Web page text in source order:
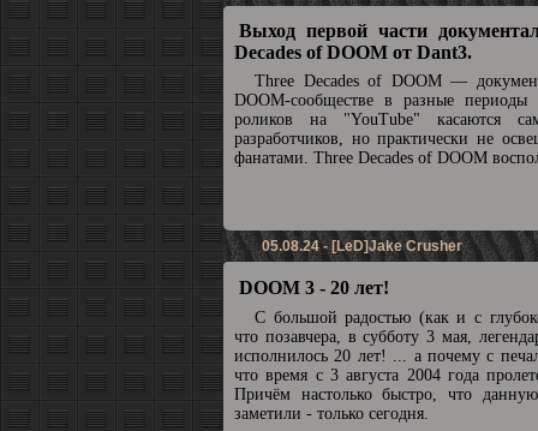
Выход первой части
Decades of DOOM от Dant3.
Three Decades of DOOM —
DOOM-сообществе в разные периоды
роликов на "YouTube" касаются
разработчиков, но практически не
фанатами. Three Decades of DOOM
05.08.24 - [LeD]Jake Crusher
DOOM 3 - 20 лет!
С большой радостью (как и с
что позавчера, в субботу 3 мая,
исполнилось 20 лет! ... а почему с
что время с 3 августа 2004 года
Причём настолько быстро, что
заметили - только сегодня.